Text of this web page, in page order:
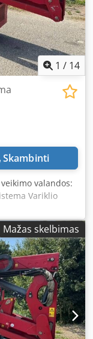
1 / 14
Skambinti
veikimo valandos:
Variklio
2 850 kg
kėlimo talpa: 230
Dsdszrrx Topfx
teršalų lygis: V
Maksimalus
strėlės
platformos
Mažas skelbimas